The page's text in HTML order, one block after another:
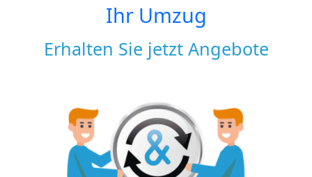
Ihr Umzug
Erhalten Sie jetzt Angebote